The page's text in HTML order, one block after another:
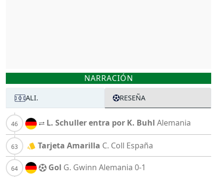
NARRACIÓN
ALI. RESEÑA
L. Schuller entra por K. Buhl Alemania
Tarjeta Amarilla C. Coll España
Gol G. Gwinn Alemania 0-1